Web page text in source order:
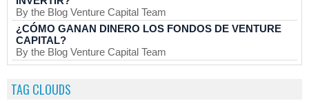
By the Blog Venture Capital Team
¿CÓMO GANAN DINERO LOS FONDOS DE VENTURE
CAPITAL?
By the Blog Venture Capital Team
TAG CLOUDS